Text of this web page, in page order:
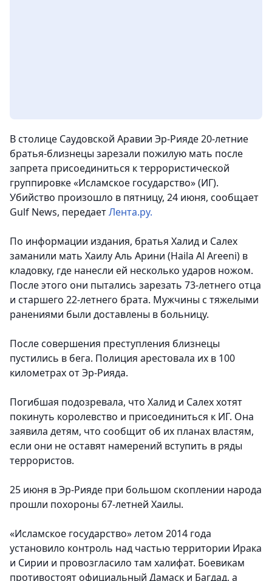
В столице Саудовской Аравии Эр-Рияде 20-летние
братья-близнецы зарезали пожилую мать после
запрета присоединиться к террористической
группировке «Исламское государство» (ИГ).
Убийство произошло в пятницу, 24 июня, сообщает
Gulf News, передаетЛента.ру.
По информации издания, братья Халид и Салех
заманили мать Хаилу Аль Арини (Haila Al Areeni) в
кладовку, где нанесли ей несколько ударов ножом.
После этого они пытались зарезать 73-летнего отца
и старшего 22-летнего брата. Мужчины с тяжелыми
ранениями были доставлены в больницу.
После совершения преступления близнецы
пустились в бега. Полиция арестовала их в 100
километрах от Эр-Рияда.
Погибшая подозревала, что Халид и Салех хотят
покинуть королевство и присоединиться к ИГ. Она
заявила детям, что сообщит об их планах властям,
если они не оставят намерений вступить в ряды
террористов.
25 июня в Эр-Рияде при большом скоплении народа
прошли похороны 67-летней Хаилы.
«Исламское государство» летом 2014 года
установило контроль над частью территории Ирака
и Сирии и провозгласило там халифат. Боевикам
противостоят официальный Дамаск и Багдад, а